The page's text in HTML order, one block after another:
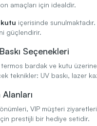
amaçları için idealdir.
kutu içerisinde
güçlendirir.
Seçenekleri
bardak ve kutu üzerine
teknikler: UV baskı, lazer
Alanları
VIP müşteri
prestijli bir hediye setidir.